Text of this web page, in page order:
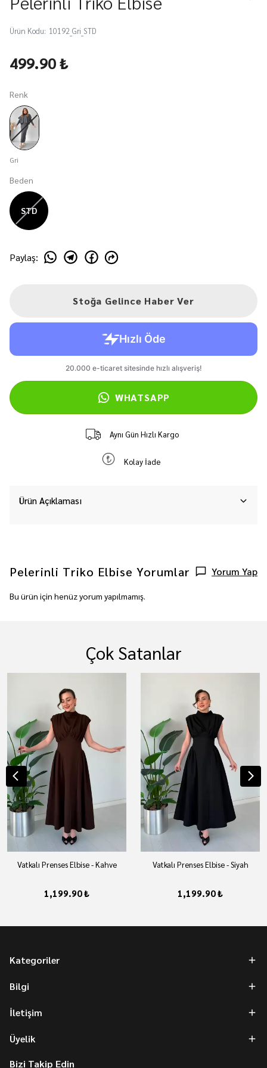
Ürün Kodu: 10192_Gri_STD
499.90 ₺
Renk
Gri
Beden
STD
Paylaş:
Stoğa Gelince Haber Ver
WHATSAPP
Aynı Gün Hızlı Kargo
Kolay İade
Ürün Açıklaması
Pelerinli Triko Elbise Yorumlar Yorum Yap
Bu ürün için henüz yorum yapılmamış.
Çok Satanlar
Vatkalı Prenses Elbise - Kahve
1,199.90 ₺
Vatkalı Prenses Elbise - Siyah
1,199.90 ₺
Kategoriler
Bilgi
İletişim
Üyelik
Bizi Takip Edin